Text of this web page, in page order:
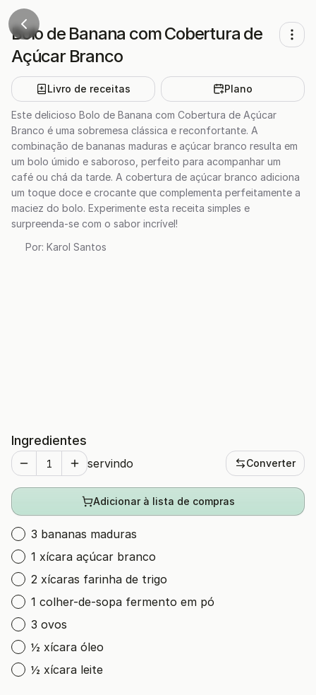
Bolo de Banana com Cobertura de
Açúcar Branco
Livro de receitas Plano
Este delicioso Bolo de Banana com Cobertura de Açúcar
Branco é uma sobremesa clássica e reconfortante. A
combinação de bananas maduras e açúcar branco resulta em
um bolo úmido e saboroso, perfeito para acompanhar um
café ou chá da tarde. A cobertura de açúcar branco adiciona
um toque doce e crocante que complementa perfeitamente a
maciez do bolo. Experimente esta receita simples e
surpreenda-se com o sabor incrível!
Por: Karol Santos
Ingredientes
servindo Converter
Adicionar à lista de compras
3 bananas maduras
1 xícara açúcar branco
2 xícaras farinha de trigo
1 colher-de-sopa fermento em pó
3 ovos
½ xícara óleo
½ xícara leite